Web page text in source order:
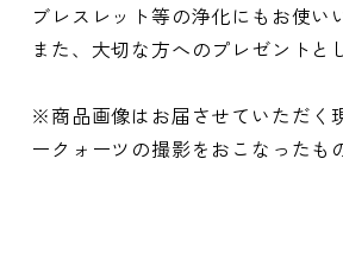
ブレスレット等の浄化にもお使い
また、大切な方へのプレゼントと
※商品画像はお届させていただく
ークォーツの撮影をおこなったも